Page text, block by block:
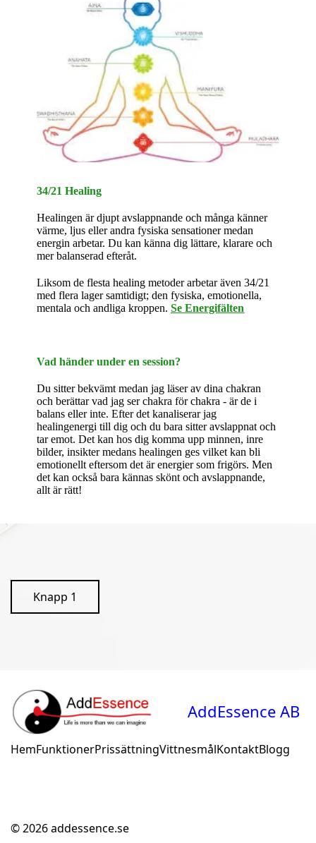
34/21 Healing
Healingen är djupt avslappnande och många känner
värme, ljus eller andra fysiska sensationer medan
energin arbetar. Du kan känna dig lättare, klarare och
mer balanserad efteråt.
Liksom de flesta healing metoder arbetar även 34/21
med flera lager samtidigt; den fysiska, emotionella,
mentala och andliga kroppen.Se Energifälten
Vad händer under en session?
Du sitter bekvämt medan jag läser av dina chakran
och berättar vad jag ser chakra för chakra - är de i
balans eller inte. Efter det kanaliserar jag
healingenergi till dig och du bara sitter avslappnat och
tar emot. Det kan hos dig komma upp minnen, inre
bilder, insikter medans healingen ges vilket kan bli
emotionellt eftersom det är energier som frigörs. Men
det kan också bara kännas skönt och avslappnande,
allt är rätt!
Knapp 1
AddEssence AB
HemFunktionerPrissättningVittnesmålKontaktBlogg
© 2026addessence.se